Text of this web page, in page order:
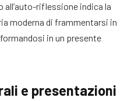
all’auto-riflessione indica la
moderna di frammentarsi in
in un presente
e presentazioni